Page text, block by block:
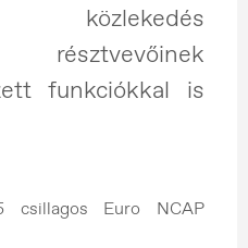
résztvevőinek
funkciókkal is
Euro NCAP